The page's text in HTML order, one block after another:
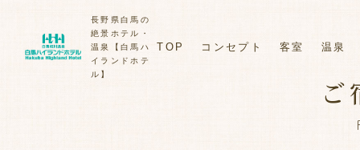
長野県白馬の
絶景ホテル・
温泉【白馬ハ
イランドホテ
ル】
TOP コンセプト 客室 温泉